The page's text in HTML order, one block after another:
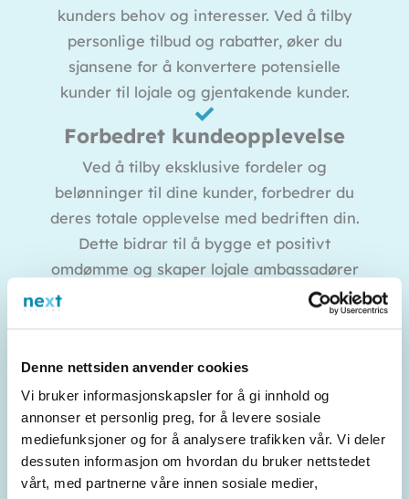
Denne nettsiden anvender cookies
Vi bruker informasjonskapsler for å gi innhold og
annonser et personlig preg, for å levere sosiale
mediefunksjoner og for å analysere trafikken vår. Vi deler
dessuten informasjon om hvordan du bruker nettstedet
vårt, med partnerne våre innen sosiale medier,
kunders behov og interesser. Ved å tilby
personlige tilbud og rabatter, øker du
sjansene for å konvertere potensielle
kunder til lojale og gjentakende kunder.
Forbedret kundeopplevelse
Ved å tilby eksklusive fordeler og
belønninger til dine kunder, forbedrer du
deres totale opplevelse med bedriften din.
Dette bidrar til å bygge et positivt
omdømme og skaper lojale ambassadører
som vil anbefale din bedrift til andre.
Konkurransefortrinn
I en stadig mer konkurransedrevet bransje
kan en effektiv kundeklubb være et
verdifullt konkurransefortrinn. Ved å tilby
noe ekstra til dine kunder som dine
konkurrenter ikke har, skiller du deg ut og